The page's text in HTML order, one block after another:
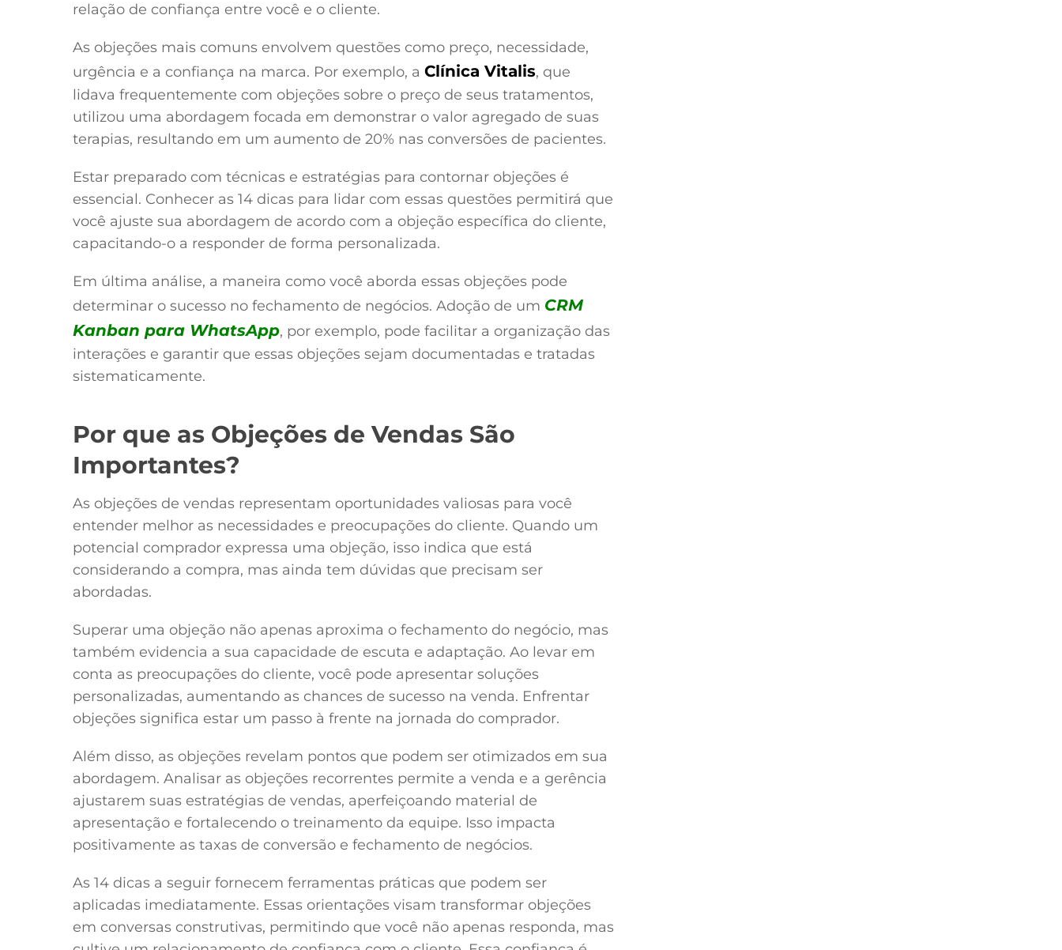
relação de confiança entre você e o cliente.
As objeções mais comuns envolvem questões como preço, necessidade,
urgência e a confiança na marca. Por exemplo, a Clínica Vitalis, que
lidava frequentemente com objeções sobre o preço de seus tratamentos,
utilizou uma abordagem focada em demonstrar o valor agregado de suas
terapias, resultando em um aumento de 20% nas conversões de pacientes.
Estar preparado com técnicas e estratégias para contornar objeções é
essencial. Conhecer as 14 dicas para lidar com essas questões permitirá que
você ajuste sua abordagem de acordo com a objeção específica do cliente,
capacitando-o a responder de forma personalizada.
Em última análise, a maneira como você aborda essas objeções pode
determinar o sucesso no fechamento de negócios. Adoção de um CRM
Kanban para WhatsApp, por exemplo, pode facilitar a organização das
interações e garantir que essas objeções sejam documentadas e tratadas
sistematicamente.
Por que as Objeções de Vendas São
Importantes?
As objeções de vendas representam oportunidades valiosas para você
entender melhor as necessidades e preocupações do cliente. Quando um
potencial comprador expressa uma objeção, isso indica que está
considerando a compra, mas ainda tem dúvidas que precisam ser
abordadas.
Superar uma objeção não apenas aproxima o fechamento do negócio, mas
também evidencia a sua capacidade de escuta e adaptação. Ao levar em
conta as preocupações do cliente, você pode apresentar soluções
personalizadas, aumentando as chances de sucesso na venda. Enfrentar
objeções significa estar um passo à frente na jornada do comprador.
Além disso, as objeções revelam pontos que podem ser otimizados em sua
abordagem. Analisar as objeções recorrentes permite a venda e a gerência
ajustarem suas estratégias de vendas, aperfeiçoando material de
apresentação e fortalecendo o treinamento da equipe. Isso impacta
positivamente as taxas de conversão e fechamento de negócios.
As 14 dicas a seguir fornecem ferramentas práticas que podem ser
aplicadas imediatamente. Essas orientações visam transformar objeções
em conversas construtivas, permitindo que você não apenas responda, mas